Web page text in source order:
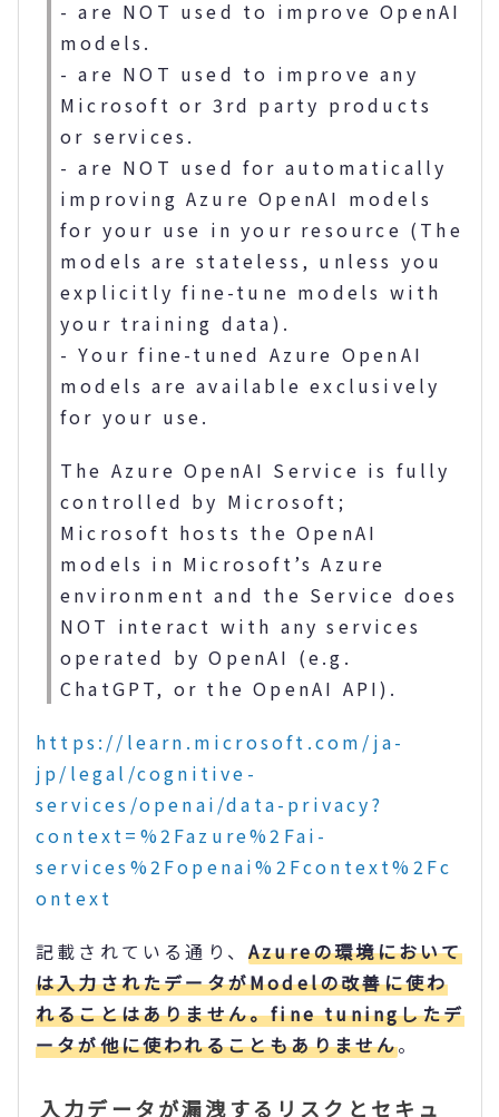
- are NOT used to improve OpenAI
models.
- are NOT used to improve any
Microsoft or 3rd party products
or services.
- are NOT used for automatically
improving Azure OpenAI models
for your use in your resource (The
models are stateless, unless you
explicitly fine-tune models with
your training data).
- Your fine-tuned Azure OpenAI
models are available exclusively
for your use.
The Azure OpenAI Service is fully
controlled by Microsoft;
Microsoft hosts the OpenAI
models in Microsoft’s Azure
environment and the Service does
NOT interact with any services
operated by OpenAI (e.g.
ChatGPT, or the OpenAI API).
https://learn.microsoft.com/ja-
jp/legal/cognitive-
services/openai/data-privacy?
context=%2Fazure%2Fai-
services%2Fopenai%2Fcontext%2Fc
ontext
記載されている通り、 Azureの環境において
は入力されたデータがModelの改善に使わ
れることはありません。fine tuningしたデ
ータが他に使われることもありません。
入力データが漏洩するリスクとセキュ